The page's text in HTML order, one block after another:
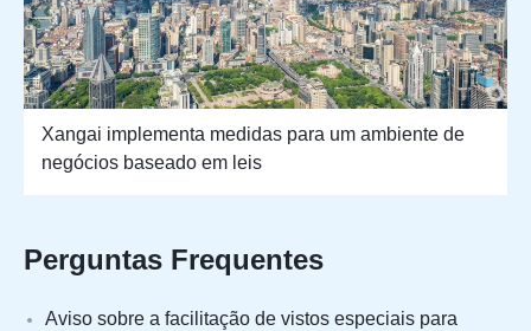
Xangai implementa medidas para um ambiente de
negócios baseado em leis
Perguntas Frequentes
Aviso sobre a facilitação de vistos especiais para